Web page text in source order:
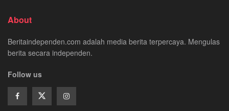
About
Beritaindependen.com adalah media berita terpercaya. Mengulas
berita secara independen.
Follow us